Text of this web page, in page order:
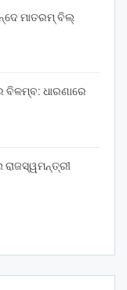
ମାତରମ୍‌ ବିଲ୍‌
ଧାରଣାରେ
ରାଜସ୍ୱମନ୍ତ୍ରୀ